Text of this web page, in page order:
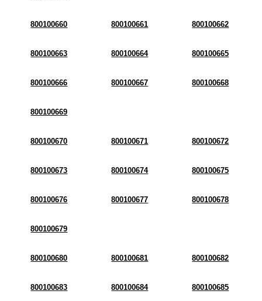
800100660 800100661 800100662
800100663 800100664 800100665
800100666 800100667 800100668
800100669
800100670 800100671 800100672
800100673 800100674 800100675
800100676 800100677 800100678
800100679
800100680 800100681 800100682
800100683 800100684 800100685